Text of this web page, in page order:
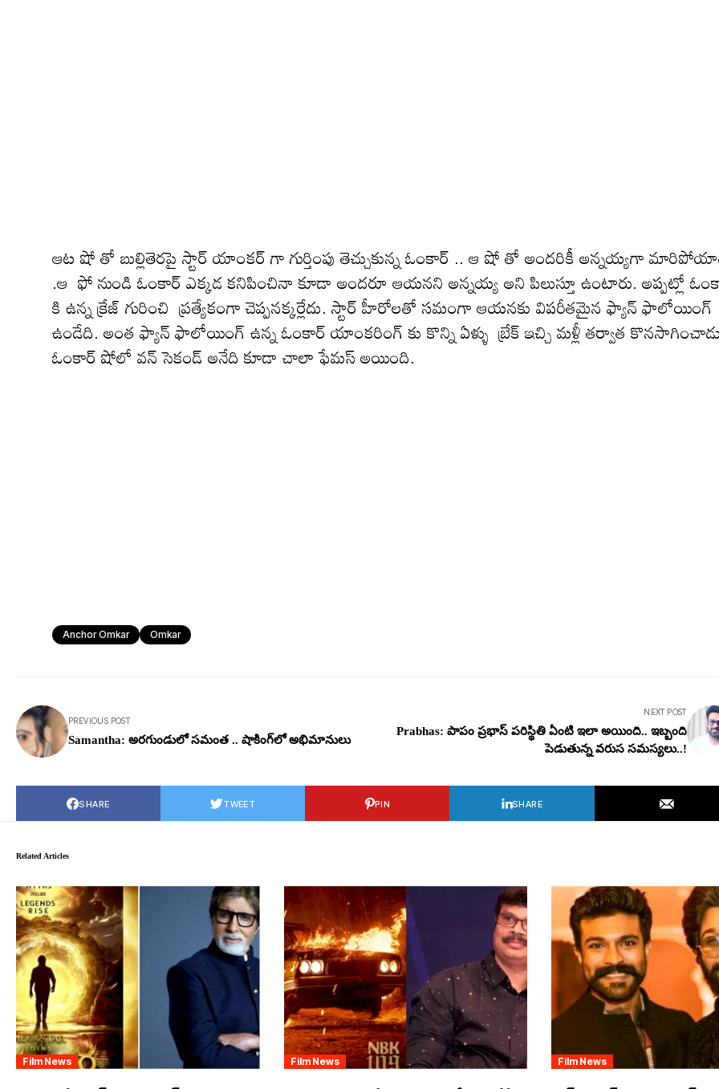
ఆట షో తో బుల్లితెరపై స్టార్ యాంకర్ గా గుర్తింపు తెచ్చుకున్న ఓంకార్ .. ఆ షో తో అందరికీ అన్నయ్యగా
.ఆ ఫో నుండి ఓంకార్ ఎక్కడ కనిపించినా కూడా అందరూ ఆయనని అన్నయ్య అని పిలుస్తూ ఉంటారు. అప్పట్లో
కి ఉన్న క్రేజ్ గురించి ప్ర‌త్యేకంగా చెప్ప‌న‌క్క‌ర్లేదు. స్టార్ హీరోలతో సమంగా ఆయనకు విపరీతమైన ఫ్యాన్ ఫాలోయింగ్
ఉండేది. అంత ఫ్యాన్ ఫాలోయింగ్ ఉన్న ఓంకార్ యాంకరింగ్ కు కొన్ని ఏళ్ళు బ్రేక్ ఇచ్చి మ‌ళ్లీ త‌ర్వాత
ఓంకార్ షోలో వ‌న్ సెకండ్ అనేది కూడా చాలా ఫేమ‌స్ అయింది.
Anchor Omkar Omkar
PREVIOUS POST
Samantha: అర‌గుండులో స‌మంత .. షాకింగ్‌లో అభిమానులు
NEXT POST
Prabhas: పాపం ప్ర‌భాస్ ప‌రిస్థితి ఏంటి ఇలా అయింది.. ఇబ్బంది
పెడుతున్న వ‌రుస స‌మ‌స్య‌లు..!
SHARE TWEET PIN SHARE
Related Articles
Film News Film News Film News